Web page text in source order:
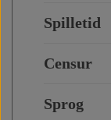
Spilletid
Censur
Sprog